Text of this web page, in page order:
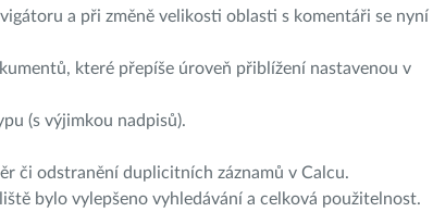
a při změně velikosti oblasti s komentáři se nyní
které přepíše úroveň přiblížení nastavenou v
(s výjimkou nadpisů).
či odstranění duplicitních záznamů v Calcu.
bylo vylepšeno vyhledávání a celková použitelnost.